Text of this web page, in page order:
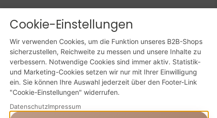
Fr: 09:00 - 15:00 Uhr
Sa + So: geschlossen
Online bestellen: 24/7
Powered by Digital Solutions NF
Cookie-Einstellungen
Wir verwenden Cookies, um die Funktion unseres B2B-Shops
sicherzustellen, Reichweite zu messen und unsere Inhalte zu
verbessern. Notwendige Cookies sind immer aktiv. Statistik-
und Marketing-Cookies setzen wir nur mit Ihrer Einwilligung
ein. Sie können Ihre Auswahl jederzeit über den Footer-Link
"Cookie-Einstellungen" widerrufen.
DatenschutzImpressum